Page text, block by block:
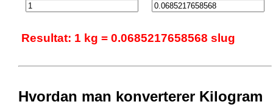
Resultat: 1 kg = 0.0685217658568 slug
Hvordan man konverterer Kilogram